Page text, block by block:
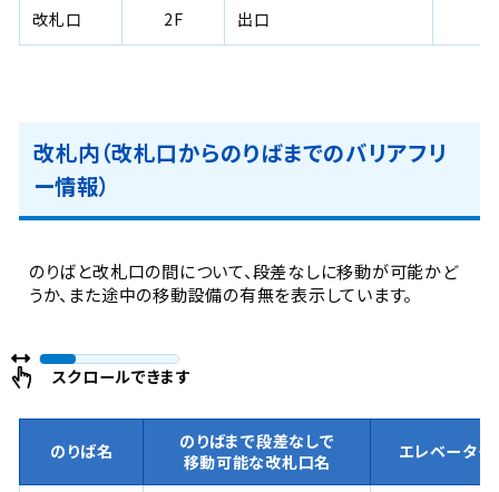
改札口 2F 出口
改札内（改札口からのりばまでのバリアフリ
ー情報）
のりばと改札口の間について、段差なしに移動が可能かど
うか、また途中の移動設備の有無を表示しています。
スクロールできます
のりば名
のりばまで段差なしで
移動可能な改札口名
エレベーター